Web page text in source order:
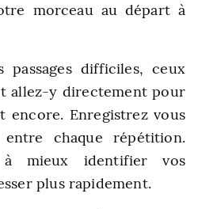
morceau au départ à
passages difficiles, ceux
allez-y directement pour
encore. Enregistrez vous
chaque répétition.
mieux identifier vos
plus rapidement.